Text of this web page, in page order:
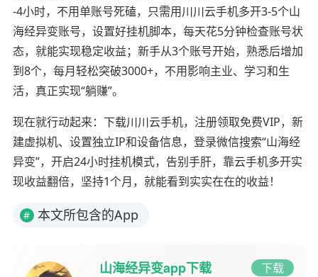
-4小时，不用单账号死磕，只需用川川云手机多开3-5个山
海经异变账号，设置好挂机脚本，每天花5分钟检查账号状
态，就能实现稳定收益；新手从3个账号开始，熟悉后增加
到8个，每月轻松突破3000+，不用影响主业、学习和生
活，真正实现“躺赚”。
现在就行动起来：下载川川云手机，注册领取免费VIP，新
建虚拟机、设置独立IP和设备信息，登录微信搜索“山海经
异变”，开启24小时挂机模式，告别手肝，靠云手机多开实
现收益翻倍，坚持1个月，就能看到实实在在的收益！
# 本文所包含的App
山海经异变app下载 下载